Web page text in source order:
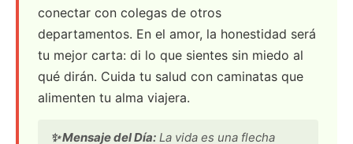
conectar con colegas de otros
departamentos. En el amor, la honestidad será
tu mejor carta: di lo que sientes sin miedo al
qué dirán. Cuida tu salud con caminatas que
alimenten tu alma viajera.
✨ Mensaje del Día: La vida es una flecha